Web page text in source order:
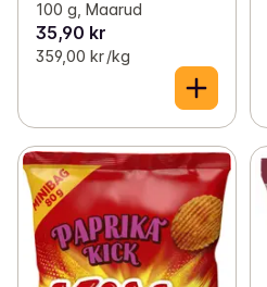
100 g, Maarud
35,90 kr
359,00 kr /kg